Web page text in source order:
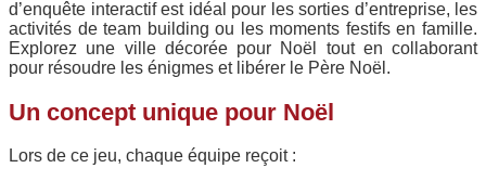
d’enquête interactif est idéal pour les sorties d’entreprise, les
activités de team building ou les moments festifs en famille.
Explorez une ville décorée pour Noël tout en collaborant
pour résoudre les énigmes et libérer le Père Noël.
Un concept unique pour Noël
Lors de ce jeu, chaque équipe reçoit :